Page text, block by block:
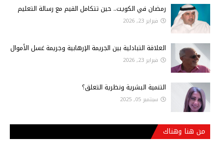
رمضان في الكويت.. حين تتكامل القيم مع رسالة التعليم
فبراير 23, 2026
العلاقة التبادلية بين الجريمة الإرهابية وجريمة غسل الأموال
فبراير 23, 2026
التنمية البشرية ونظرية التعلق؟
سبتمبر 05, 2025
من هنا وهناك